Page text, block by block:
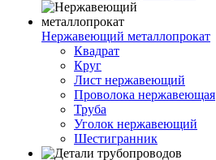
Нержавеющий металлопрокат
Квадрат
Круг
Лист нержавеющий
Проволока нержавеющая
Труба
Уголок нержавеющий
Шестигранник